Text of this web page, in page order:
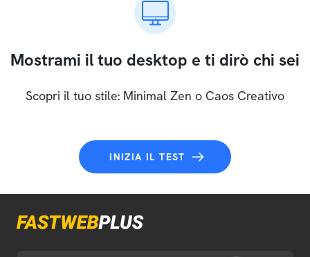
Mostrami il tuo desktop e ti dirò chi sei
Scopri il tuo stile: Minimal Zen o Caos Creativo
INIZIA IL TEST